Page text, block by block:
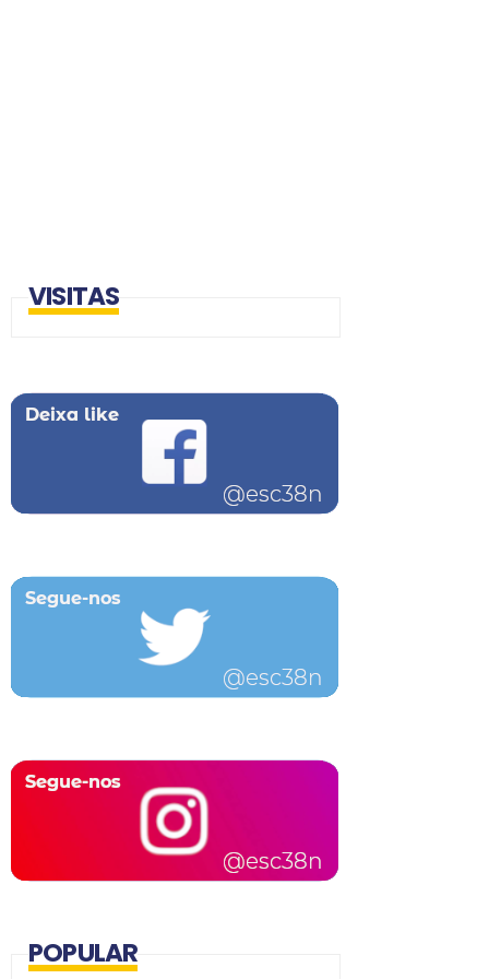
VISITAS
POPULAR